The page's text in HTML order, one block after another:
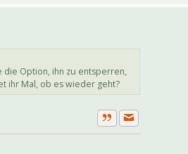
die Option, ihn zu entsperren,
ihr Mal, ob es wieder geht?
ZitatPrivate